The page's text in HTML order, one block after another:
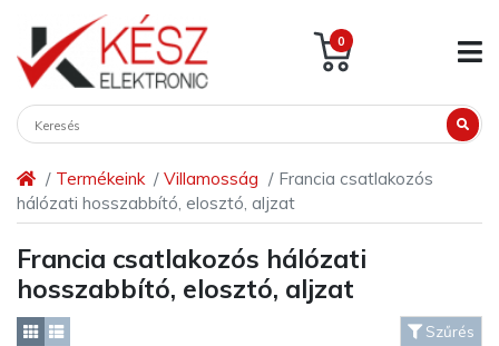
0
Termékeink Villamosság
Francia csatlakozós
hálózati hosszabbító, elosztó, aljzat
Francia csatlakozós hálózati
hosszabbító, elosztó, aljzat
Szűrés